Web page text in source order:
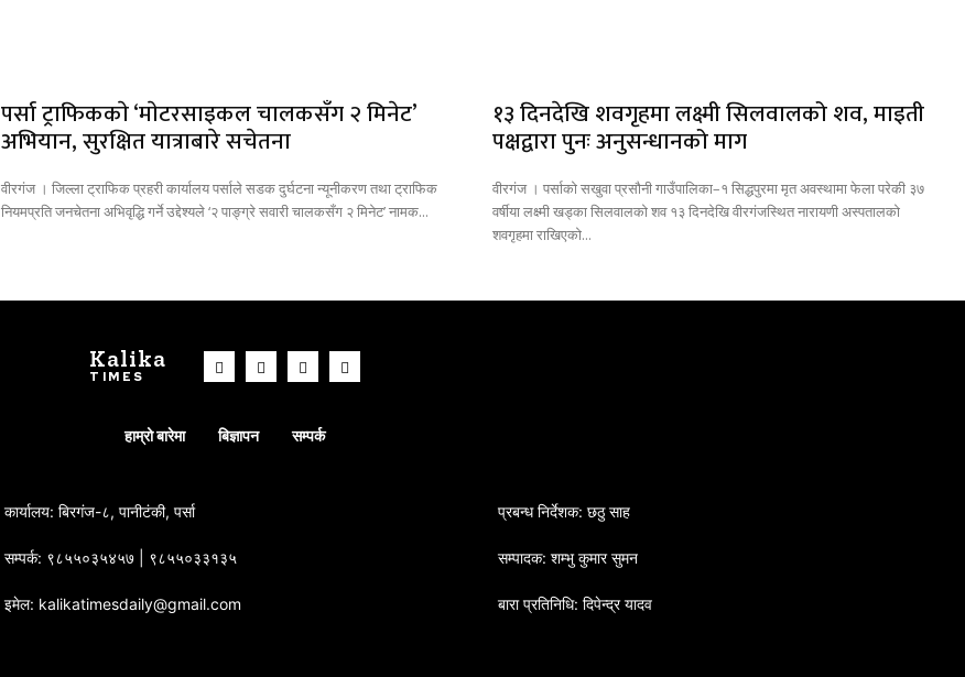
पर्सा ट्राफिककाे ‘माेटरसाइकल चालकसँग २ मिनेट’
अभियान, सुरक्षित यात्राबारे सचेतना
वीरगंज । जिल्ला ट्राफिक प्रहरी कार्यालय पर्साले सडक दुर्घटना न्यूनीकरण तथा ट्राफिक
नियमप्रति जनचेतना अभिवृद्धि गर्ने उद्देश्यले ‘२ पाङ्ग्रे सवारी चालकसँग २ मिनेट’ नामक...
१३ दिनदेखि शवगृहमा लक्ष्मी सिलवालको शव, माइती
पक्षद्वारा पुनः अनुसन्धानको माग
वीरगंज । पर्साको सखुवा प्रसौनी गाउँपालिका–१ सिद्धपुरमा मृत अवस्थामा फेला परेकी ३७
वर्षीया लक्ष्मी खड्का सिलवालको शव १३ दिनदेखि वीरगंजस्थित नारायणी अस्पतालको
शवगृहमा राखिएको...
Kalika
TIMES
हाम्रो बारेमा बिज्ञापन सम्पर्क
कार्यालय: बिरगंज-८, पानीटंकी, पर्सा
सम्पर्क: ९८५५०३५४५७ | ९८५५०३३१३५
इमेल: kalikatimesdaily@gmail.com
प्रबन्ध निर्देशक: छठु साह
सम्पादक: शम्भु कुमार सुमन
बारा प्रतिनिधि: दिपेन्द्र यादव